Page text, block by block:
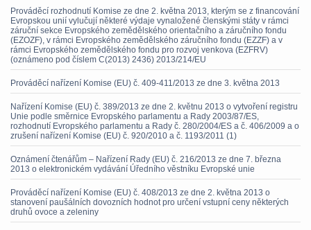
Prováděcí rozhodnutí Komise ze dne 2. května 2013, kterým se z financování
Evropskou unií vylučují některé výdaje vynaložené členskými státy v rámci
záruční sekce Evropského zemědělského orientačního a záručního fondu
(EZOZF), v rámci Evropského zemědělského záručního fondu (EZZF) a v
rámci Evropského zemědělského fondu pro rozvoj venkova (EZFRV)
(oznámeno pod číslem C(2013) 2436) 2013/214/EU
Prováděcí nařízení Komise (EU) č. 409-411/2013 ze dne 3. května 2013
Nařízení Komise (EU) č. 389/2013 ze dne 2. květnu 2013 o vytvoření registru
Unie podle směrnice Evropského parlamentu a Rady 2003/87/ES,
rozhodnutí Evropského parlamentu a Rady č. 280/2004/ES a č. 406/2009 a o
zrušení nařízení Komise (EU) č. 920/2010 a č. 1193/2011 (1)
Oznámení čtenářům – Nařízení Rady (EU) č. 216/2013 ze dne 7. března
2013 o elektronickém vydávání Úředního věstníku Evropské unie
Prováděcí nařízení Komise (EU) č. 408/2013 ze dne 2. května 2013 o
stanovení paušálních dovozních hodnot pro určení vstupní ceny některých
druhů ovoce a zeleniny